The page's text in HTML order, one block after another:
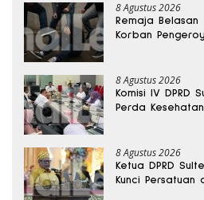
8 Agustus 2026
Remaja Belasan
Korban
8 Agustus 2026
Komisi IV DPRD
Perda Kesehatan
8 Agustus 2026
Ketua DPRD
Kunci Persatuan